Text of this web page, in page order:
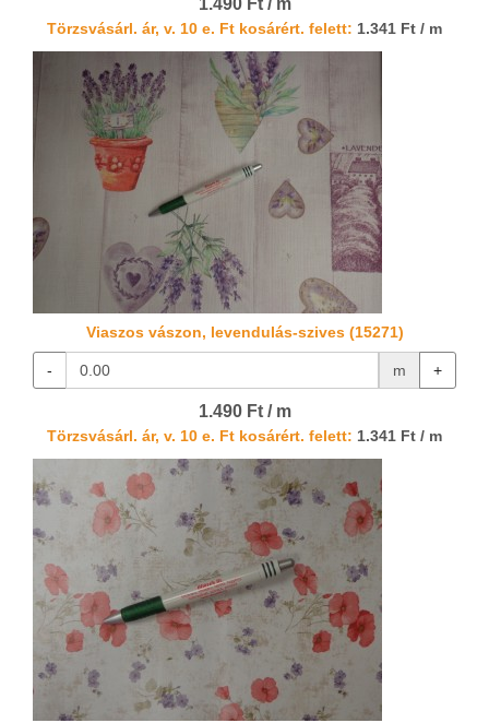
1.490 Ft / m
Törzsvásárl. ár, v. 10 e. Ft kosárért. felett: 1.341 Ft / m
Viaszos vászon, levendulás-szives (15271)
- m +
1.490 Ft / m
Törzsvásárl. ár, v. 10 e. Ft kosárért. felett: 1.341 Ft / m